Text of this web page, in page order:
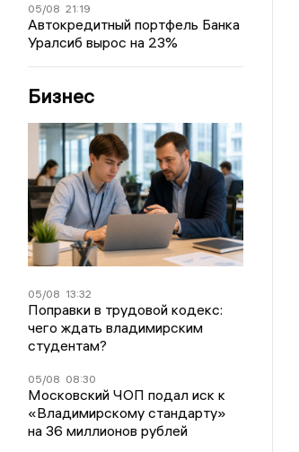
05/08 21:19
Автокредитный портфель Банка
Уралсиб вырос на 23%
Бизнес
05/08 13:32
Поправки в трудовой кодекс:
чего ждать владимирским
студентам?
05/08 08:30
Московский ЧОП подал иск к
«Владимирскому стандарту»
на 36 миллионов рублей